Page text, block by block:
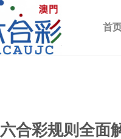
首
六合彩规则全面